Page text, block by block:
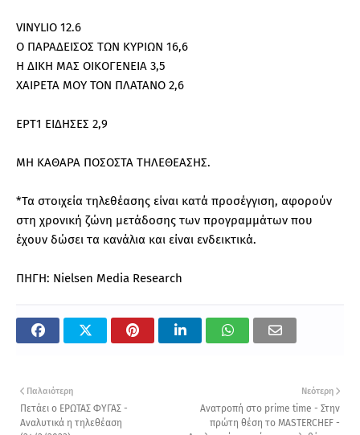
VINYLIO 12.6
Ο ΠΑΡΑΔΕΙΣΟΣ ΤΩΝ ΚΥΡΙΩΝ 16,6
Η ΔΙΚΗ ΜΑΣ ΟΙΚΟΓΕΝΕΙΑ 3,5
ΧΑΙΡΕΤΑ ΜΟΥ ΤΟΝ ΠΛΑΤΑΝΟ 2,6
ΕΡΤ1 ΕΙΔΗΣΕΣ 2,9
ΜΗ ΚΑΘΑΡΑ ΠΟΣΟΣΤΑ ΤΗΛΕΘΕΑΣΗΣ.
*Τα στοιχεία τηλεθέασης είναι κατά προσέγγιση, αφορούν
στη χρονική ζώνη μετάδοσης των προγραμμάτων που
έχουν δώσει τα κανάλια και είναι ενδεικτικά.
ΠΗΓΗ: Nielsen Media Research
Νεότερη
Ανατροπή στο prime time - Στην
πρώτη θέση το MASTERCHEF -
Παλαιότερη
Πετάει ο ΕΡΩΤΑΣ ΦΥΓΑΣ -
Αναλυτικά η τηλεθέαση